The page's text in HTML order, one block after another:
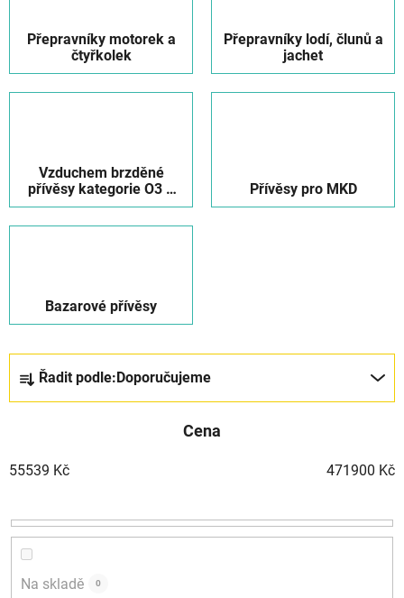
Přepravníky motorek a
čtyřkolek
Přepravníky lodí, člunů a
jachet
Vzduchem brzděné
přívěsy kategorie O3 a
O4
Přívěsy pro MKD
Bazarové přívěsy
n
í
r
Řadit podle: Doporučujeme
Cena
55539 Kč 471900 Kč
Na skladě 0